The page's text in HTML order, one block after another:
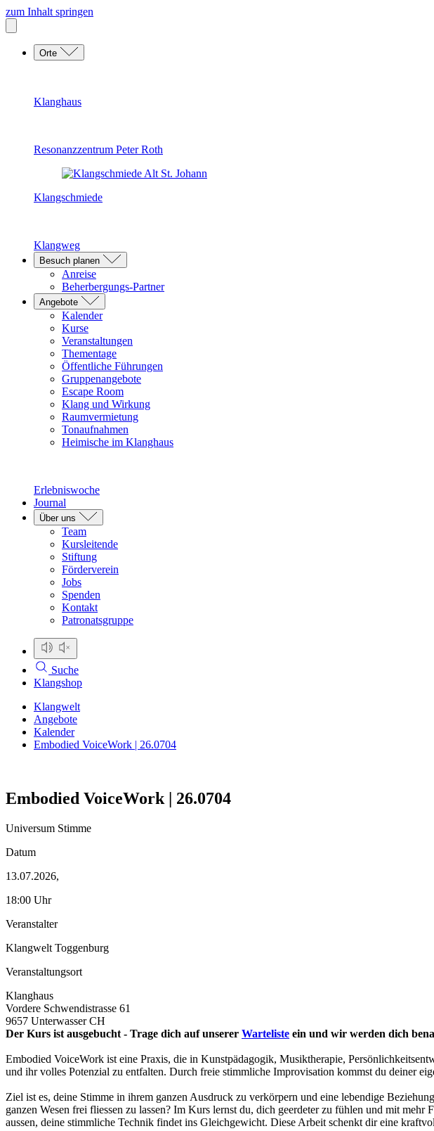
zum Inhalt springen
Orte
Klanghaus
Resonanzzentrum Peter Roth
Klangschmiede
Klangweg
Besuch planen
Anreise
Beherbergungs-Partner
Angebote
Kalender
Kurse
Veranstaltungen
Thementage
Öffentliche Führungen
Gruppenangebote
Escape Room
Klang und Wirkung
Raumvermietung
Tonaufnahmen
Heimische im Klanghaus
Erlebniswoche
Journal
Über uns
Team
Kursleitende
Stiftung
Förderverein
Jobs
Spenden
Kontakt
Patronatsgruppe
Suche
Klangshop
Klangwelt
Angebote
Kalender
Embodied VoiceWork | 26.0704
Embodied VoiceWork | 26.0704
Universum Stimme
Datum
13.07.2026,
18:00 Uhr
Veranstalter
Klangwelt Toggenburg
Veranstaltungsort
Klanghaus
Vordere Schwendistrasse 61
9657 Unterwasser CH
Der Kurs ist ausgebucht - Trage dich auf unserer Warteliste ein und wir werden dich
Embodied VoiceWork ist eine Praxis, die in Kunstpädagogik, Musiktherapie,
und ihr volles Potenzial zu entfalten. Durch freie stimmliche Improvisation kommst du deiner
Ziel ist es, deine Stimme in ihrem ganzen Ausdruck zu verkörpern und eine lebendige
ganzen Wesen frei fliessen zu lassen? Im Kurs lernst du, dich geerdeter zu fühlen und mit
aussen, deine stimmliche Technik findet ins Gleichgewicht. Diese Arbeit schenkt dir eine